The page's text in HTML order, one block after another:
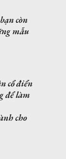
còn
mẫu
cổ điển
để làm
cho